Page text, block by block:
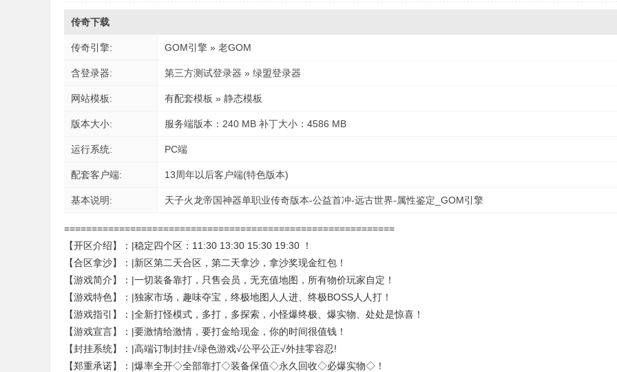
传奇下载
传奇引擎: GOM引擎 » 老GOM
含登录器: 第三方测试登录器 » 绿盟登录器
网站模板: 有配套模板 » 静态模板
版本大小: 服务端版本：240 MB 补丁大小：4586 MB
运行系统: PC端
配套客户端: 13周年以后客户端(特色版本)
基本说明: 天子火龙帝国神器单职业传奇版本-公益首冲-远古世界-属性鉴定_GOM引擎
============================================================
【开区介绍】：|稳定四个区：11:30 13:30 15:30 19:30 ！
【合区拿沙】：|新区第二天合区，第二天拿沙，拿沙奖现金红包！
【游戏简介】：|一切装备靠打，只售会员，无充值地图，所有物价玩家自定！
【游戏特色】：|独家市场，趣味夺宝，终极地图人人进、终极BOSS人人打！
【游戏指引】：|全新打怪模式，多打，多探索，小怪爆终极、爆实物、处处是惊喜！
【游戏宣言】：|要激情给激情，要打金给现金，你的时间很值钱！
【封挂系统】：|高端订制封挂√绿色游戏√公平公正√外挂零容忍!
【郑重承诺】：|爆率全开◇全部靠打◇装备保值◇永久回收◇必爆实物◇！